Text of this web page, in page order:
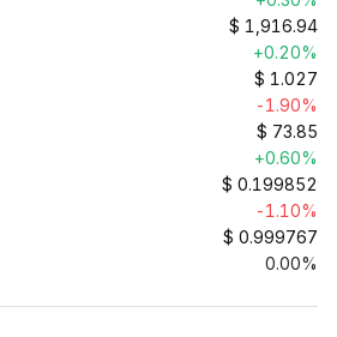
$ 1,916.94
+0.20%
$ 1.027
-1.90%
$ 73.85
+0.60%
$ 0.199852
-1.10%
$ 0.999767
0.00%